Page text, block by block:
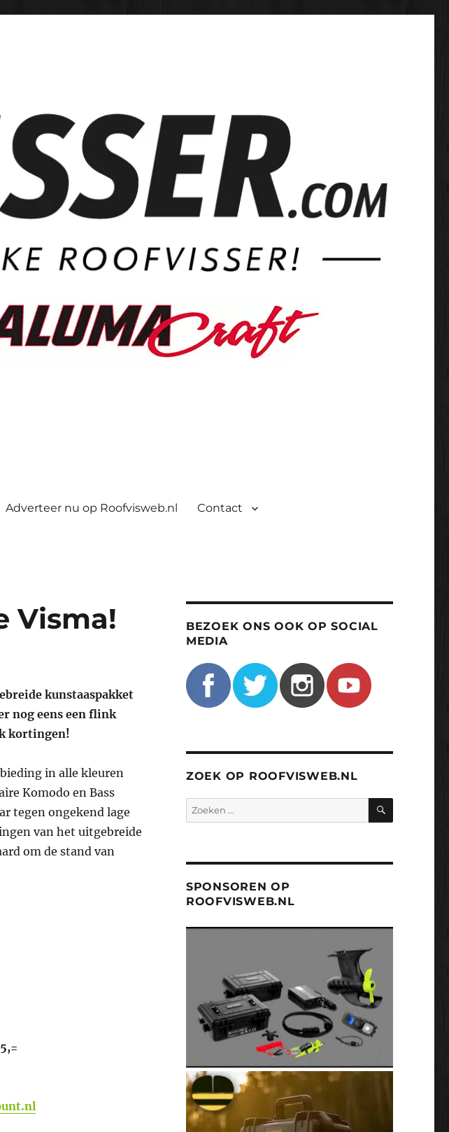
Adverteer nu op Roofvisweb.nl Contact
Visma!
kunstaaspakket
nog eens een flink
kortingen!
in alle kleuren
Komodo en Bass
tegen ongekend lage
van het uitgebreide
om de stand van
BEZOEK ONS OOK OP SOCIAL
MEDIA
ZOEK OP ROOFVISWEB.NL
Zoeken
naar:
ZOEKEN
SPONSOREN OP
ROOFVISWEB.NL